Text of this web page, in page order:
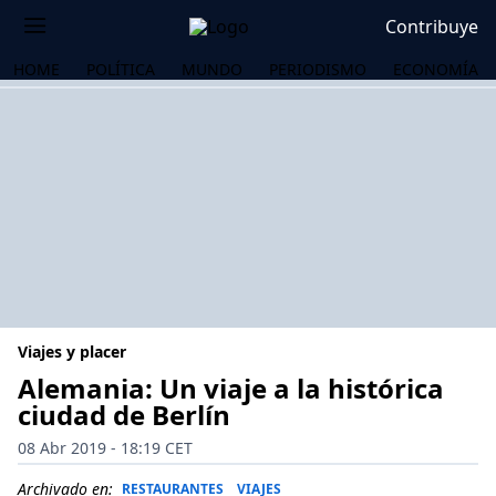
Contribuye
HOME POLÍTICA MUNDO PERIODISMO ECONOMÍA
Viajes y placer
Alemania: Un viaje a la histórica
ciudad de Berlín
08 Abr 2019 - 18:19 CET
Archivado en: RESTAURANTES VIAJES